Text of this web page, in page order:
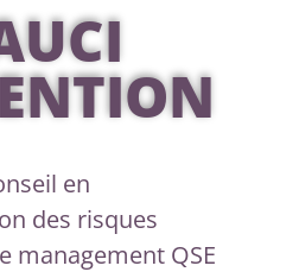
en
des risques
management QSE